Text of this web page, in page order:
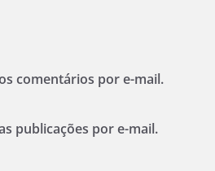
comentários por e-mail.
publicações por e-mail.